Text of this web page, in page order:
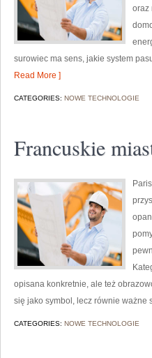
oraz
surowiec ma sens, jakie system
Read More ]
CATEGORIES: NOWE TECHNOLOGIE
Francuskie
opisana konkretnie, ale też
się jako symbol, lecz równie ważne
CATEGORIES: NOWE TECHNOLOGIE